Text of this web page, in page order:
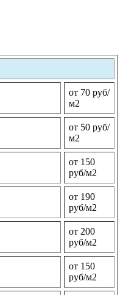
от 70 руб/
м2
от 50 руб/
м2
от 150
руб/м2
от 190
руб/м2
от 200
руб/м2
от 150
руб/м2